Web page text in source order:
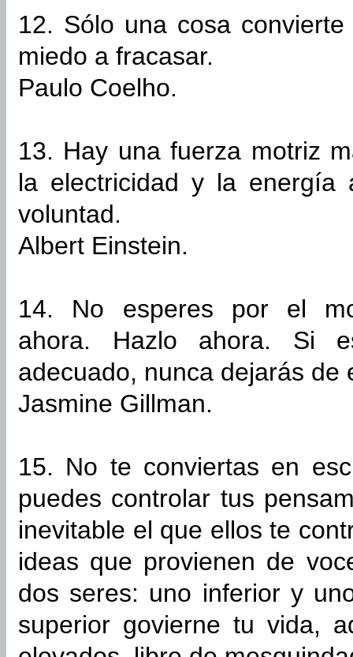
12. Sólo una cosa
miedo a fracasar.
Paulo Coelho.
13. Hay una fuerza motriz
la electricidad y la energía
voluntad.
Albert Einstein.
14. No esperes por el
ahora. Hazlo ahora. Si
adecuado, nunca dejarás de
Jasmine Gillman.
15. No te conviertas en
puedes controlar tus
inevitable el que ellos te
ideas que provienen de
dos seres: uno inferior y
superior govierne tu vida,